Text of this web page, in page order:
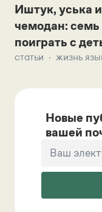
Иштук, уська
чемодан: семь
поиграть с
статьи жизнь
Новые
вашей